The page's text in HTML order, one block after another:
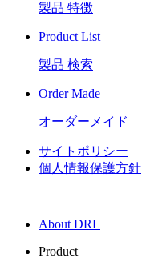
製品 特徴
Product List
製品 検索
Order Made
オーダーメイド
サイトポリシー
個人情報保護方針
About DRL
Product